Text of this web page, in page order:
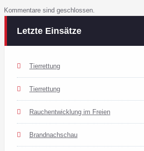
Kommentare sind geschlossen.
Letzte Einsätze
Tierrettung
Tierrettung
Rauchentwicklung im Freien
Brandnachschau